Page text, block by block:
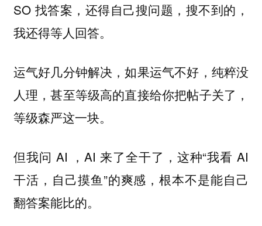
SO 找答案，还得自己搜问题，搜不到的，
我还得等人回答。
运气好几分钟解决，如果运气不好，纯粹没
人理，甚至等级高的直接给你把帖子关了，
等级森严这一块。
但我问 AI ，AI 来了全干了，这种“我看 AI
干活，自己摸鱼”的爽感，根本不是能自己
翻答案能比的。